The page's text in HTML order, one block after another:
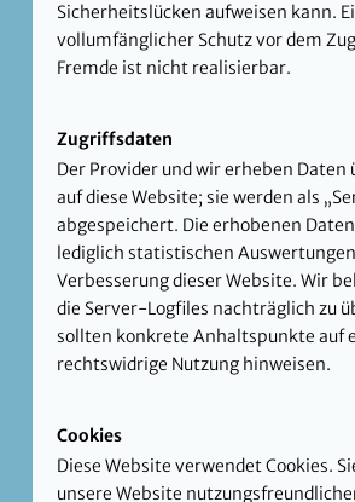
Sicherheitslücken aufweisen kann.
vollumfänglicher Schutz vor dem
Fremde ist nicht realisierbar.
Zugriffsdaten
Der Provider und wir erheben Daten
auf diese Website; sie werden als
abgespeichert. Die erhobenen
lediglich statistischen
Verbesserung dieser Website. Wir
die Server-Logfiles nachträglich zu
sollten konkrete Anhaltspunkte auf
rechtswidrige Nutzung hinweisen.
Cookies
Diese Website verwendet Cookies.
unsere Website